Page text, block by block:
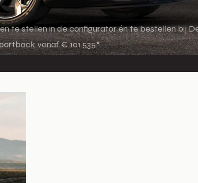
te stellen in de configurator én te bestellen bij
vanaf € 101.535*.